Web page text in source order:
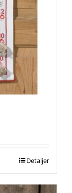
Detaljer